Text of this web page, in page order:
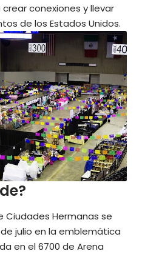
conexiones y llevar
de los Estados Unidos.
Ciudades Hermanas se
julio en la emblemática
en el 6700 de Arena